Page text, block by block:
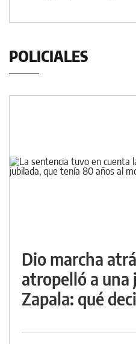
POLICIALES
Dio marcha
atropelló a una
Zapala: qué